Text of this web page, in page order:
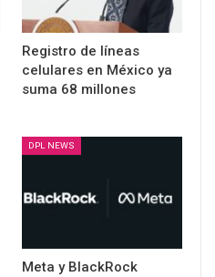
Registro de líneas
celulares en México ya
suma 68 millones
DPL NEWS
Meta y BlackRock